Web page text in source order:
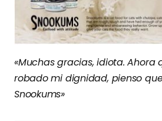
«Muchas gracias, idiota. Ahora
robado mi dignidad, pienso
Snookums»